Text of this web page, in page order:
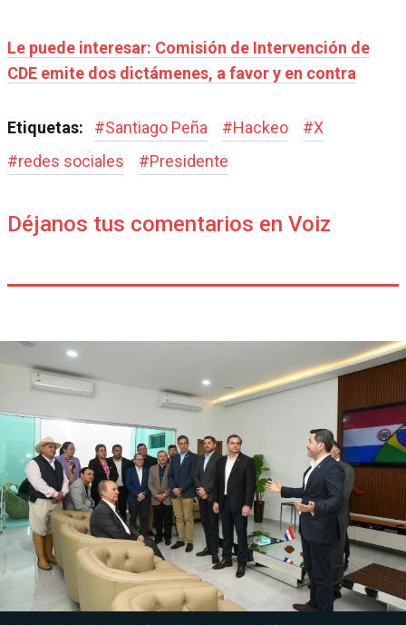
Le puede interesar: Comisión de Intervención de
CDE emite dos dictámenes, a favor y en contra
Etiquetas: #Santiago Peña #Hackeo #X
#redes sociales #Presidente
Déjanos tus comentarios en Voiz